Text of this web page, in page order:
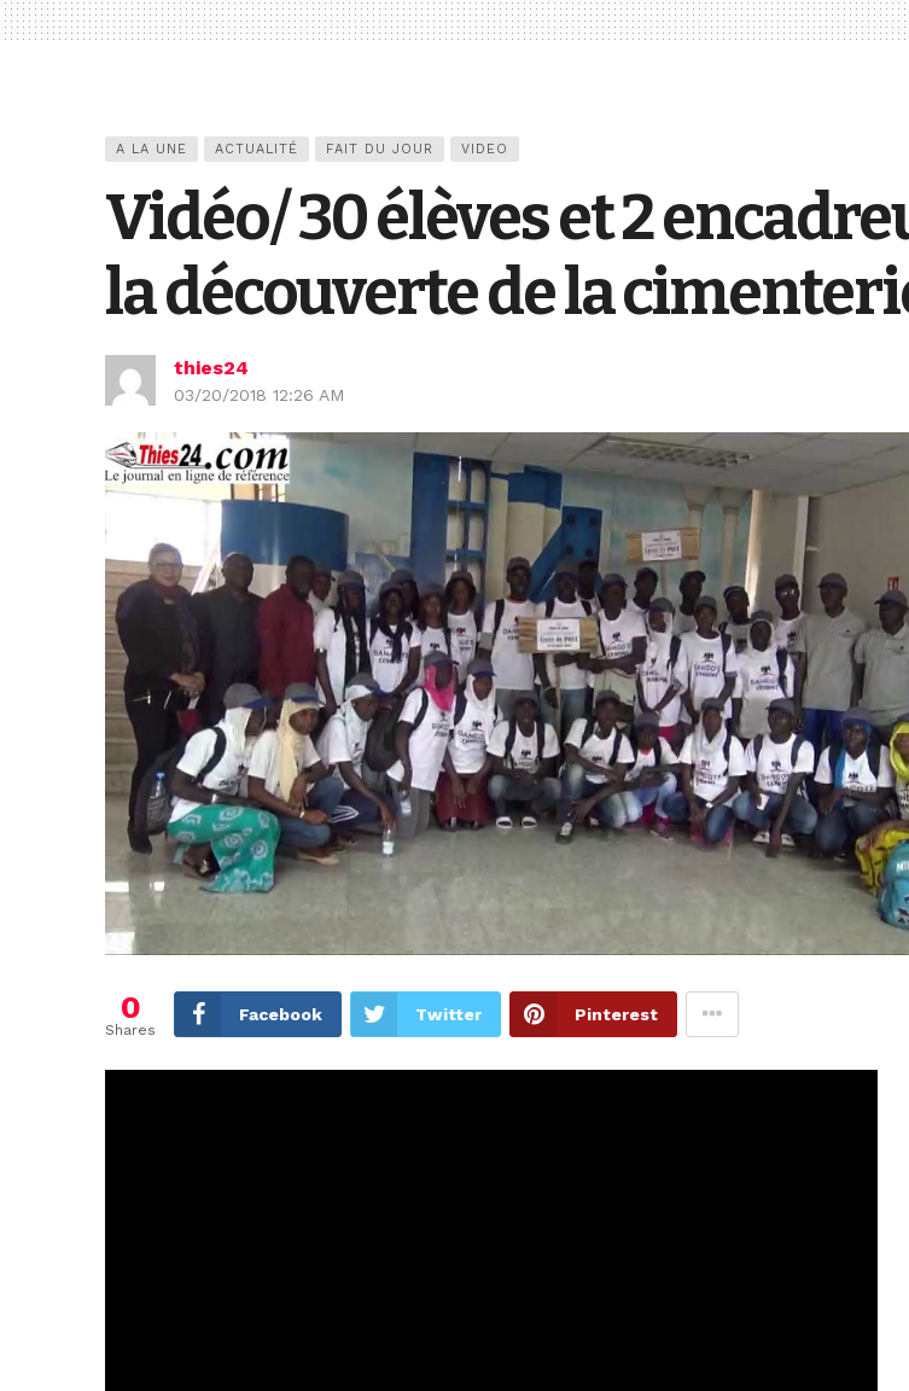
A LA UNE ACTUALITÉ FAIT DU JOUR VIDEO
Vidéo/ 30 élèves et 2
la découverte de la
thies24
03/20/2018 12:26 AM
0
Shares
Facebook Twitter Pinterest